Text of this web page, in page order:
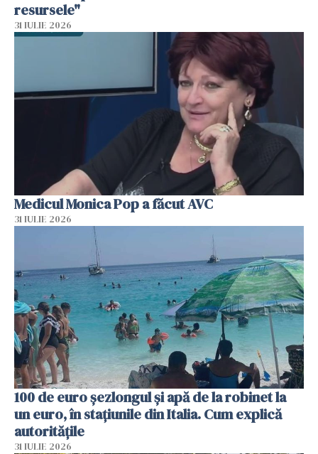
resursele"
31 IULIE 2026
Medicul Monica Pop a făcut AVC
31 IULIE 2026
100 de euro șezlongul și apă de la robinet la
un euro, în stațiunile din Italia. Cum explică
autoritățile
31 IULIE 2026